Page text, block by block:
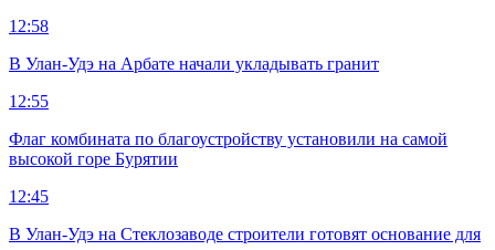
12:58
В Улан-Удэ на Арбате начали укладывать гранит
12:55
Флаг комбината по благоустройству установили на самой
высокой горе Бурятии
12:45
В Улан-Удэ на Стеклозаводе строители готовят основание для